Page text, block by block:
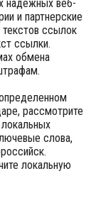
надежных веб-
и партнерские
ссылок
ссылки.
обмена
рассмотрите
слова,
локальную